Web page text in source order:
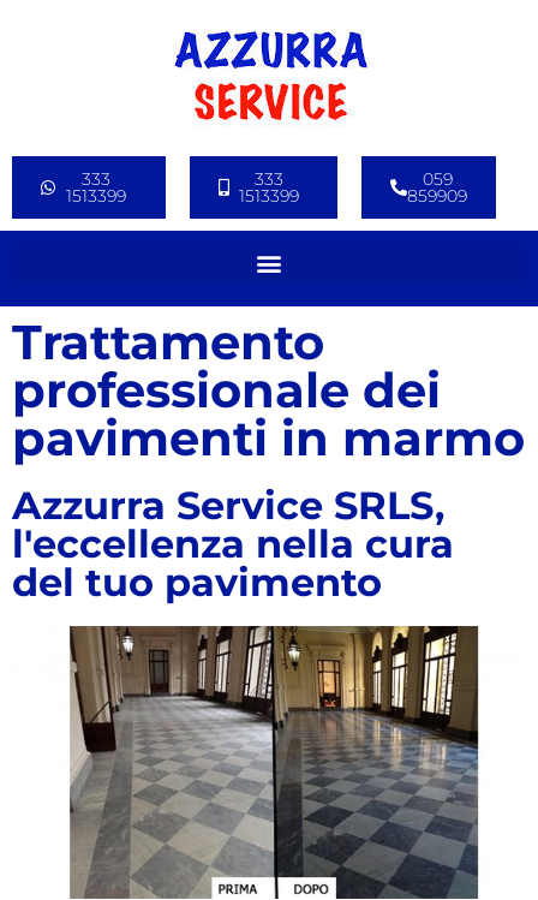
333
1513399
333
1513399
059
859909
Trattamento
professionale dei
pavimenti in marmo
Azzurra Service SRLS,
l'eccellenza nella cura
del tuo pavimento